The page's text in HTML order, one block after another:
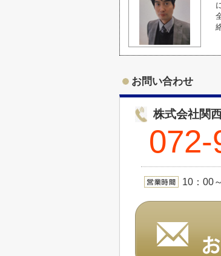
お問い合わせ
株式会社関
10：00